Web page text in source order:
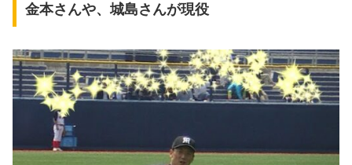
金本さんや、城島さんが現役